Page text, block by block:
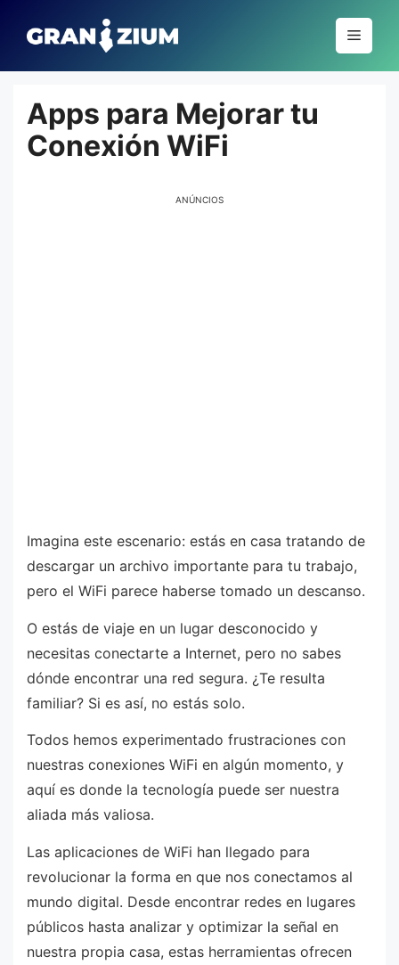
para
conteúdo
Menu
Apps para Mejorar tu
Conexión WiFi
ANÚNCIOS
Imagina este escenario: estás en casa tratando de
descargar un archivo importante para tu trabajo,
pero el WiFi parece haberse tomado un descanso.
O estás de viaje en un lugar desconocido y
necesitas conectarte a Internet, pero no sabes
dónde encontrar una red segura. ¿Te resulta
familiar? Si es así, no estás solo.
Todos hemos experimentado frustraciones con
nuestras conexiones WiFi en algún momento, y
aquí es donde la tecnología puede ser nuestra
aliada más valiosa.
Las aplicaciones de WiFi han llegado para
revolucionar la forma en que nos conectamos al
mundo digital. Desde encontrar redes en lugares
públicos hasta analizar y optimizar la señal en
nuestra propia casa, estas herramientas ofrecen